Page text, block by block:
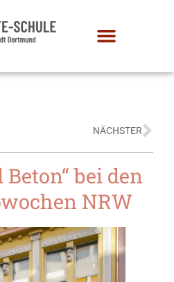
NÄCHSTER
Beton“ bei den
NRW